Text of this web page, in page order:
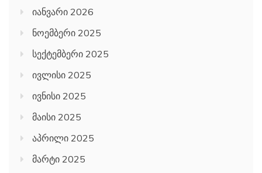
იანვარი 2026
ნოემბერი 2025
სექტემბერი 2025
ივლისი 2025
ივნისი 2025
მაისი 2025
აპრილი 2025
მარტი 2025